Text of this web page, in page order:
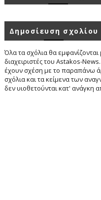
Δημοσίευση σχολίου
Όλα τα σχόλια θα
διαχειριστές του Astakos-
έχουν σχέση με το παραπάνω
σχόλια και τα κείμενα των
δεν υιοθετούνται κατ' ανάγκη